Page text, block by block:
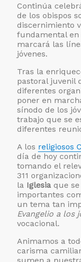
Continúa
de los obispos
discernimiento
fundamental en
marcará las
jóvenes.
Tras la
pastoral juvenil
diferentes
poner en
sínodo de los
trabajo que se
diferentes
A los religiosos
día de hoy
tomando el
311
la Iglesia que
importantes
un tema tan
Evangelio a los
vocacional.
Animamos a
carisma
sumen a